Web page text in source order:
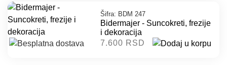
Šifra: BDM 247
Bidermajer - Suncokreti, frezije
i dekoracija
7.600 RSD